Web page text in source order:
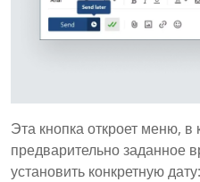
Эта кнопка откроет меню,
предварительно заданное
установить конкретную дату: